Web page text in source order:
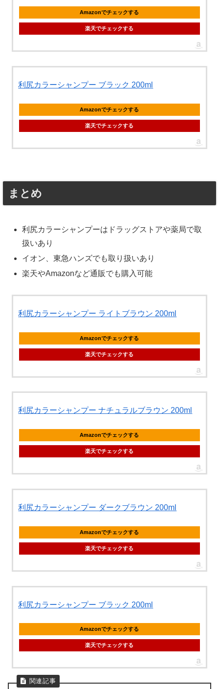
Amazonでチェックする
楽天でチェックする
利尻カラーシャンプー ブラック 200ml
Amazonでチェックする
楽天でチェックする
まとめ
利尻カラーシャンプーはドラッグストアや薬局で取
扱いあり
イオン、東急ハンズでも取り扱いあり
楽天やAmazonなど通販でも購入可能
利尻カラーシャンプー ライトブラウン 200ml
Amazonでチェックする
楽天でチェックする
利尻カラーシャンプー ナチュラルブラウン 200ml
Amazonでチェックする
楽天でチェックする
利尻カラーシャンプー ダークブラウン 200ml
Amazonでチェックする
楽天でチェックする
利尻カラーシャンプー ブラック 200ml
Amazonでチェックする
楽天でチェックする